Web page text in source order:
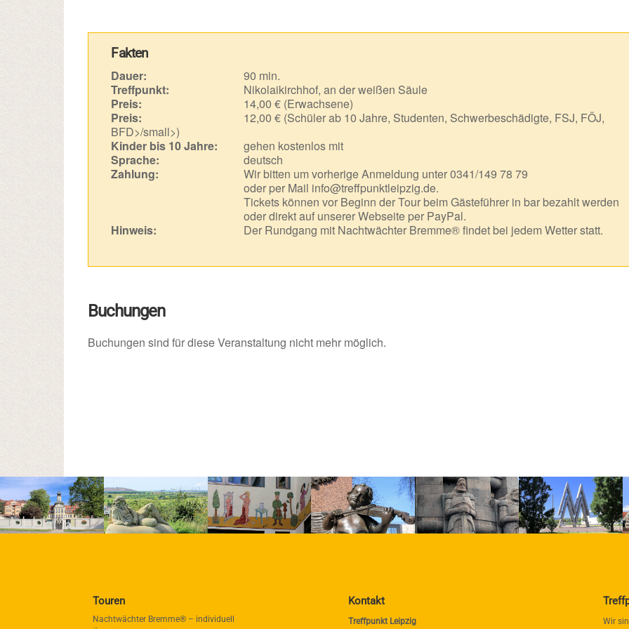
Fakten
Dauer:
90 min.
Treffpunkt:
Nikolaikirchhof, an der weißen Säule
Preis:
14,00 € (Erwachsene)
Preis:
12,00 € (Schüler ab 10 Jahre, Studenten, Schwerbeschädigte, FSJ, FÖJ,
BFD>/small>)
Kinder bis 10 Jahre:
gehen kostenlos mit
Sprache:
deutsch
Zahlung:
Wir bitten um vorherige Anmeldung unter 0341/149 78 79
oder per Mail info@treffpunktleipzig.de.
Tickets können vor Beginn der Tour beim Gästeführer in bar bezahlt werden
oder direkt auf unserer Webseite per PayPal.
Hinweis:
Der Rundgang mit Nachtwächter Bremme® findet bei jedem Wetter statt.
Buchungen
Buchungen sind für diese Veranstaltung nicht mehr möglich.
Touren
Nachtwächter Bremme® – individuell
Kontakt
Treffpunkt Leipzig Wir